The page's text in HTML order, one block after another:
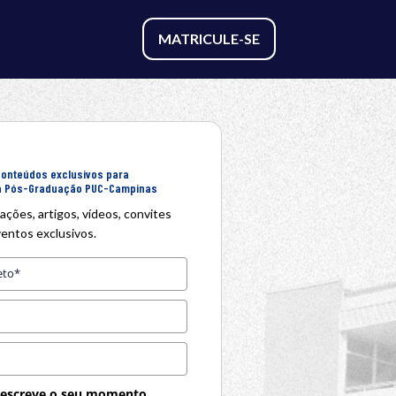
MATRICULE-SE
exclusivos para
Graduação PUC-Campinas
artigos, vídeos, convites
exclusivos.